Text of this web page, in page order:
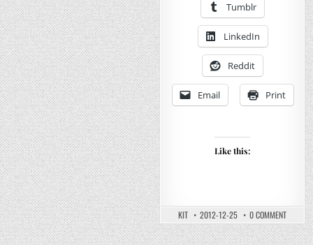
คอ
โคล่
เนื้อ
สำ
ทุก
Tumblr
LinkedIn
Reddit
Email Print
Like this:
KIT 2012-12-25 0 COMMENTON
UNIQLO
–
CREW